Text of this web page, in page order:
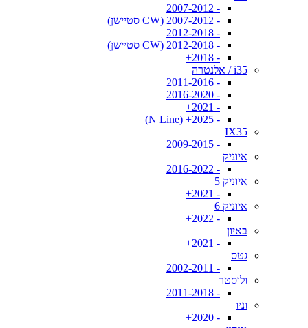
- 2007-2012
- 2007-2012 (CW סטיישן)
- 2012-2018
- 2012-2018 (CW סטיישן)
- 2018+
i35 / אלנטרה
- 2011-2016
- 2016-2020
- 2021+
- 2025+ (N Line)
IX35
- 2009-2015
איוניק
- 2016-2022
איוניק 5
- 2021+
איוניק 6
- 2022+
באיון
- 2021+
גטס
- 2002-2011
ולוסטר
- 2011-2018
וניו
- 2020+